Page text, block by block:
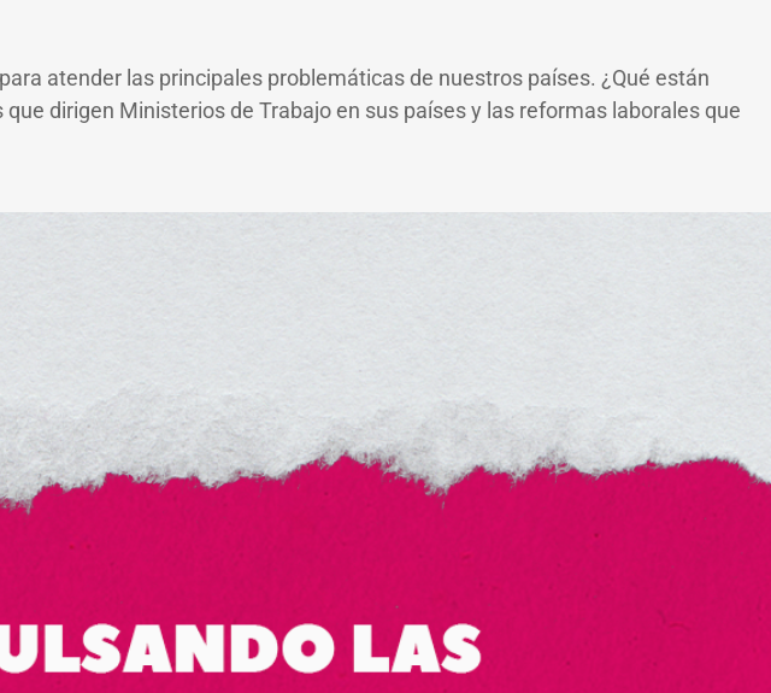
atender las principales problemáticas de nuestros países. ¿Qué están
dirigen Ministerios de Trabajo en sus países y las reformas laborales que